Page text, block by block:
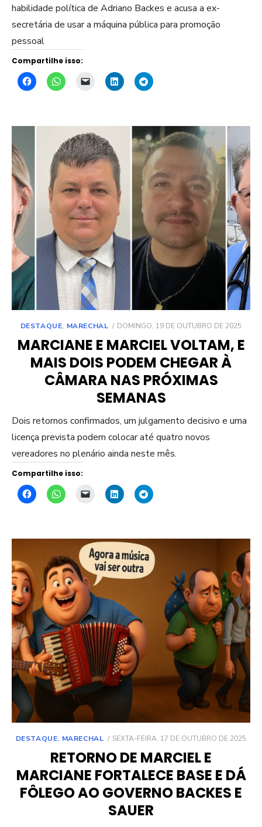
habilidade política de Adriano Backes e acusa a ex-
secretária de usar a máquina pública para promoção
pessoal
Compartilhe isso:
DESTAQUE, MARECHAL
POSTED
DOMINGO, 19 DE OUTUBRO DE 2025
MARCIANE E MARCIEL VOLTAM, E
MAIS DOIS PODEM CHEGAR À
CÂMARA NAS PRÓXIMAS
SEMANAS
Dois retornos confirmados, um julgamento decisivo e uma
licença prevista podem colocar até quatro novos
vereadores no plenário ainda neste mês.
Compartilhe isso:
DESTAQUE, MARECHAL
POSTED
SEXTA-FEIRA, 17 DE OUTUBRO DE 2025
RETORNO DE MARCIEL E
MARCIANE FORTALECE BASE E DÁ
FÔLEGO AO GOVERNO BACKES E
SAUER